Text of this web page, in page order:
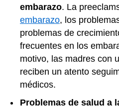
embarazo. La
embarazo, los
problemas de
frecuentes en los
motivo, las madres con
reciben un atento
médicos.
Problemas de salud a